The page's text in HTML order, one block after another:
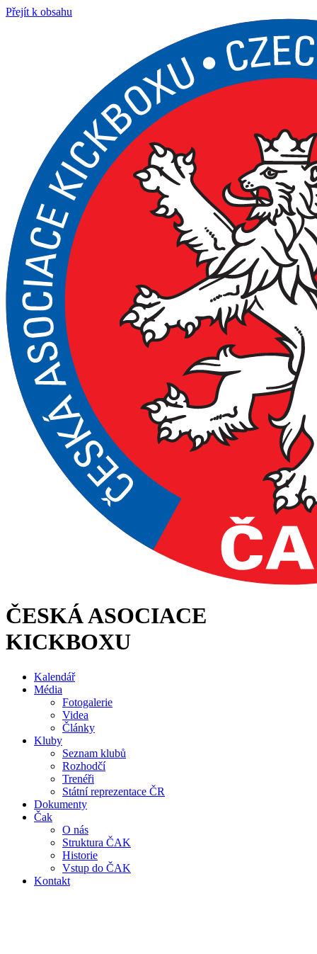
Přejít k obsahu
ČESKÁ ASOCIACE
KICKBOXU
Kalendář
Média
Fotogalerie
Videa
Články
Kluby
Seznam klubů
Rozhodčí
Trenéři
Státní reprezentace ČR
Dokumenty
Čak
O nás
Struktura ČAK
Historie
Vstup do ČAK
Kontakt